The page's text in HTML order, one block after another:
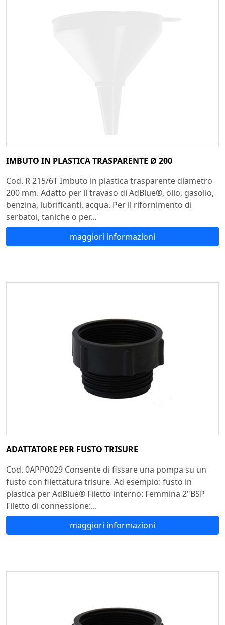
IMBUTO IN PLASTICA TRASPARENTE Ø 200
Cod. R 215/6T Imbuto in plastica trasparente diametro
200 mm. Adatto per il travaso di AdBlue®, olio, gasolio,
benzina, lubrificanti, acqua. Per il rifornimento di
serbatoi, taniche o per...
maggiori informazioni
ADATTATORE PER FUSTO TRISURE
Cod. 0APP0029 Consente di fissare una pompa su un
fusto con filettatura trisure. Ad esempio: fusto in
plastica per AdBlue® Filetto interno: Femmina 2"BSP
Filetto di connessione:...
maggiori informazioni